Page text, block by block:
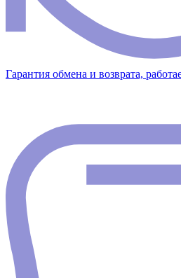
Гарантия обмена и возврата,